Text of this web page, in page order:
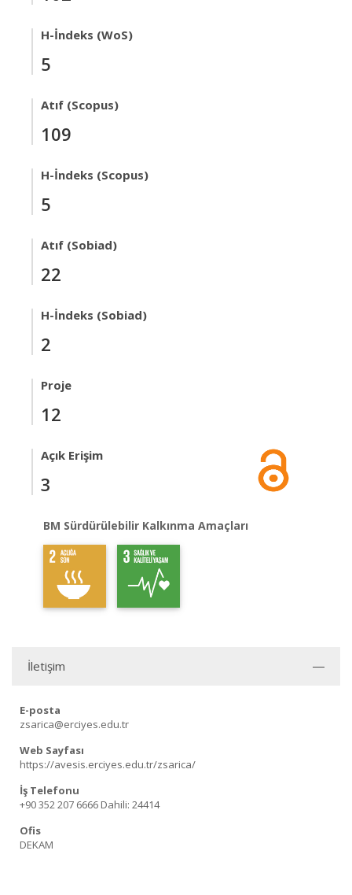
H-İndeks (WoS)
5
Atıf (Scopus)
109
H-İndeks (Scopus)
5
Atıf (Sobiad)
22
H-İndeks (Sobiad)
2
Proje
12
Açık Erişim
3
BM Sürdürülebilir Kalkınma Amaçları
İletişim
E-posta
zsarica@erciyes.edu.tr
Web Sayfası
https://avesis.erciyes.edu.tr/zsarica/
İş Telefonu
+90 352 207 6666 Dahili: 24414
Ofis
DEKAM